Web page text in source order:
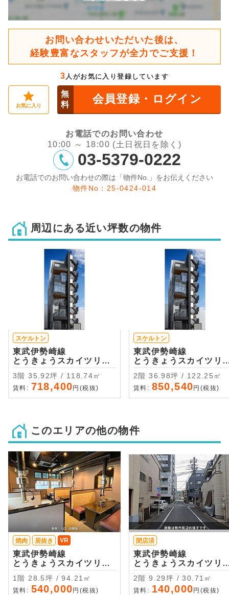
お問い合わせいただいた後は、
経験豊富なスタッフが全力でご支援！
3人がお気に入り登録しています
お気に入り
無
料
会員登録・ログイン
お電話でのお問い合わせ
10:00 ～ 18:00 (土日祝日を除く)
03-5379-0222
お電話でのお問い合わせの際は「物件No.」をお伝えください
物件No：25-0424-014
周辺にある近い坪数の物件
スケルトン
東武伊勢崎線
とうきょうスカイツリー
・徒歩3分
3階 35.92坪 / 118.74㎡
賃料: 718,400 円(税抜)
スケルトン
東武伊勢崎線
とうきょうスカイツリ
・徒歩3分
2階 36.98坪 / 122.25㎡
賃料: 850,540 円(税抜)
このエリアの他の物件
焼肉 居抜き VR
東武伊勢崎線
とうきょうスカイツリー
・徒歩2分
1階 28.5坪 / 94.21㎡
賃料: 540,000 円(税抜)
閉店済
東武伊勢崎線
とうきょうスカイツリ
・徒歩7分
2階 9.29坪 / 30.71㎡
賃料: 140,000 円(税抜)